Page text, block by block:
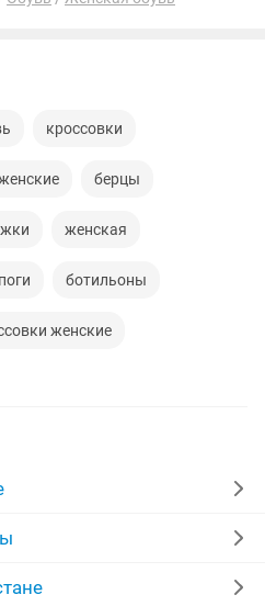
кроссовки
берцы
женская
ботильоны
женские